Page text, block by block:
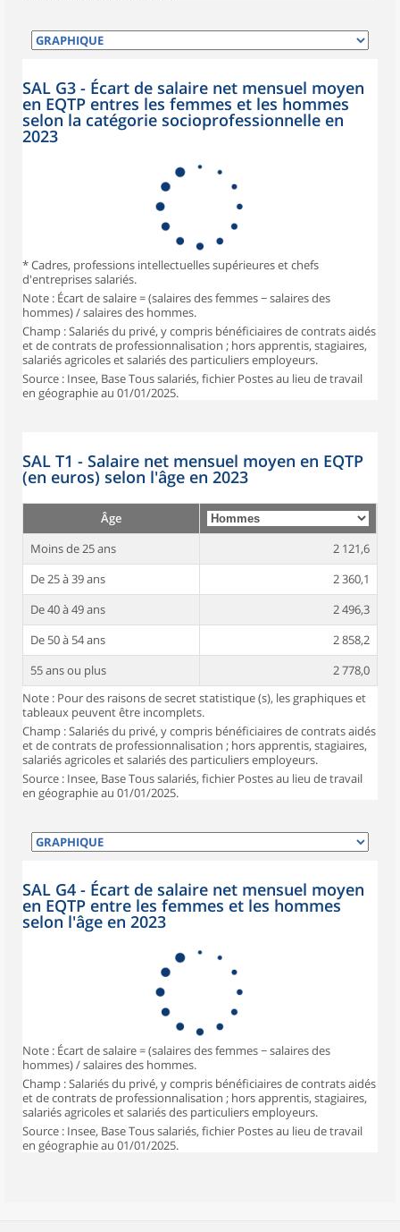
SAL G3 - Écart de salaire net mensuel moyen
en EQTP entres les femmes et les hommes
selon la catégorie socioprofessionnelle en
2023
* Cadres, professions intellectuelles supérieures et chefs
d'entreprises salariés.
Note : Écart de salaire = (salaires des femmes − salaires des
hommes) / salaires des hommes.
Champ : Salariés du privé, y compris bénéficiaires de contrats aidés
et de contrats de professionnalisation ; hors apprentis, stagiaires,
salariés agricoles et salariés des particuliers employeurs.
Source : Insee, Base Tous salariés, fichier Postes au lieu de travail
en géographie au 01/01/2025.
SAL T1 - Salaire net mensuel moyen en EQTP
(en euros) selon l'âge en 2023
Âge
Moins de 25 ans
2 121,6
De 25 à 39 ans
2 360,1
De 40 à 49 ans
2 496,3
De 50 à 54 ans
2 858,2
55 ans ou plus
2 778,0
Note : Pour des raisons de secret statistique (s), les graphiques et
tableaux peuvent être incomplets.
Champ : Salariés du privé, y compris bénéficiaires de contrats aidés
et de contrats de professionnalisation ; hors apprentis, stagiaires,
salariés agricoles et salariés des particuliers employeurs.
Source : Insee, Base Tous salariés, fichier Postes au lieu de travail
en géographie au 01/01/2025.
SAL G4 - Écart de salaire net mensuel moyen
en EQTP entre les femmes et les hommes
selon l'âge en 2023
Note : Écart de salaire = (salaires des femmes − salaires des
hommes) / salaires des hommes.
Champ : Salariés du privé, y compris bénéficiaires de contrats aidés
et de contrats de professionnalisation ; hors apprentis, stagiaires,
salariés agricoles et salariés des particuliers employeurs.
Source : Insee, Base Tous salariés, fichier Postes au lieu de travail
en géographie au 01/01/2025.